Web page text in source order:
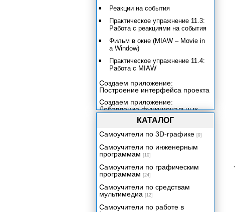
Реакции на события
Практическое упражнение 11.3:
Работа с реакциями на события
Фильм в окне (MIAW – Movie in
a Window)
Практическое упражнение 11.4:
Работа с MIAW
Создаем приложение:
Построение интерфейса проекта
Создаем приложение:
Добавление функциональных
средств к главному меню
Создаем приложение:
Построение файла Help
Включение звука в ваше
приложение
Создаем приложение:
Добавление контента со
сведениями о продукции
Включение цифрового видео в
КАТАЛОГ
Самоучители по 3D-графике [9]
Самоучители по инженерным
программам [10]
Самоучители по графическим
программам [24]
Самоучители по средствам
мультимедиа [12]
Самоучители по работе в